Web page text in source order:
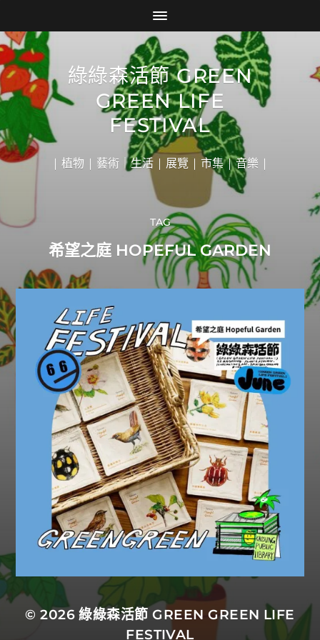
綠綠森活節 GREEN
GREEN LIFE
FESTIVAL
| 植物 | 藝術｜生活 | 展覽 | 市集 | 音樂 |
TAG
希望之庭 HOPEFUL GARDEN
© 2026綠綠森活節 GREEN GREEN LIFE
FESTIVAL